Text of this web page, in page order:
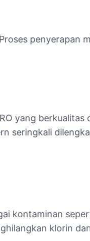
penyerapan
yang
seringkali
kontaminan
klorin